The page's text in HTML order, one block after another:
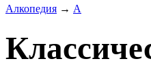
Алкопедия → А